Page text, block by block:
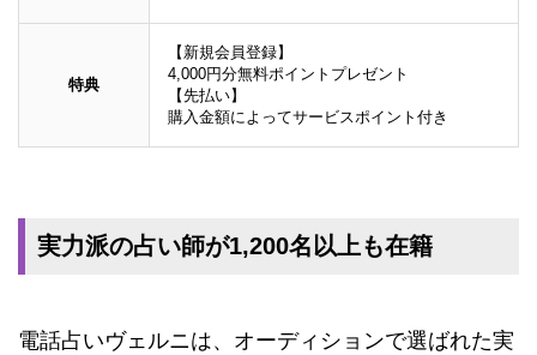
特典
【新規会員登録】
4,000円分無料ポイントプレゼント
【先払い】
購入金額によってサービスポイント付き
実力派の占い師が1,200名以上も在籍
電話占いヴェルニは、オーディションで選ばれた実